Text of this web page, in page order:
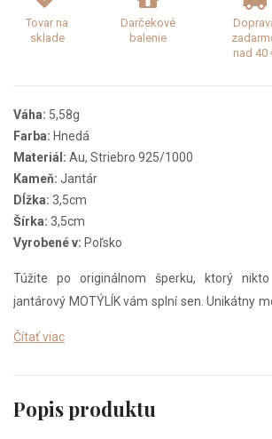
Tovar na
sklade
Darčekové
balenie
nad 40
Váha: 5,58g
Farba: Hnedá
Materiál: Au, Striebro 925/1000
Kameň: Jantár
Dĺžka: 3,5cm
Šírka: 3,5cm
Vyrobené v: Poľsko
Túžite po originálnom šperku, ktorý
jantárový MOTÝLÍK vám splní sen. Unikátny
umelca s citom pre každý detail a
na povrchu pozlátený žltým zlatom, ktoré
Čítať viac
Popis produktu